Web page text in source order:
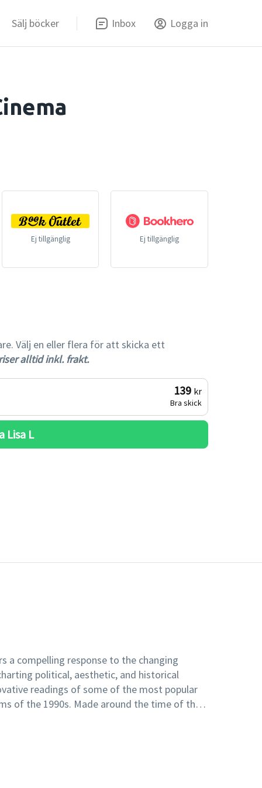
Sälj böcker Inbox Logga in
Ej tillgänglig Ej tillgänglig
Välj en eller flera för att skicka ett
alltid inkl. frakt.
139 kr
Bra skick
Lisa L
a compelling response to the changing
political, aesthetic, and historical
readings of some of the most popular
of the 1990s. Made around the time of the
post-World War II Europe, these films